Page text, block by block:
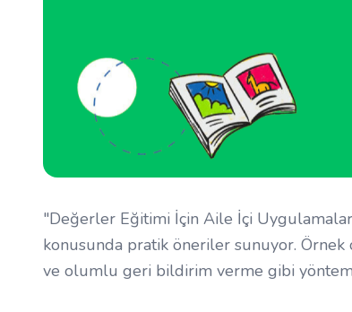
"Değerler Eğitimi İçin Aile İçi
konusunda pratik öneriler sunuyor. Örnek
ve olumlu geri bildirim verme gibi